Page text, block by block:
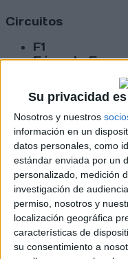
Su privacidad
Nosotros y nuestros
información en un
datos personales, como
estándar enviada por un
personalizado, medición
investigación de
permiso, nosotros y
localización geográfica
características de
su consentimiento a
Circuitos
F1
Fórmula E
Indycar
Otros
Producto
Producto
Web pensada
productos propios
aficionados los
Divulgación